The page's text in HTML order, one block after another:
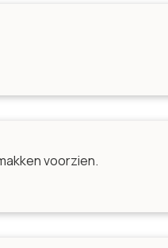
voorzien.